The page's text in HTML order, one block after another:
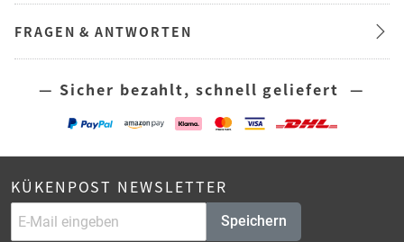
FRAGEN & ANTWORTEN
— Sicher bezahlt, schnell geliefert —
KÜKENPOST NEWSLETTER
Speichern